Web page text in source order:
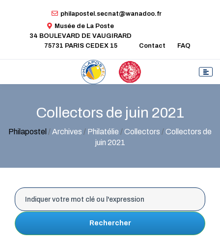
philapostel.secnat@wanadoo.fr
Musée de La Poste
34 BOULEVARD DE VAUGIRARD
75731 PARIS CEDEX 15
Contact FAQ
Collectors de juin 2021
Philapostel /Archives / Philatélie /Collectors /Collectors de
juin 2021
Rechercher